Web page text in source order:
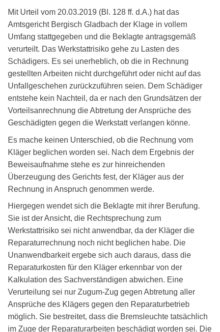
Mit Urteil vom 20.03.2019 (Bl. 128 ff. d.A.) hat das
Amtsgericht Bergisch Gladbach der Klage in vollem
Umfang stattgegeben und die Beklagte antragsgemäß
verurteilt. Das Werkstattrisiko gehe zu Lasten des
Schädigers. Es sei unerheblich, ob die in Rechnung
gestellten Arbeiten nicht durchgeführt oder nicht auf das
Unfallgeschehen zurückzuführen seien. Dem Schädiger
entstehe kein Nachteil, da er nach den Grundsätzen der
Vorteilsanrechnung die Abtretung der Ansprüche des
Geschädigten gegen die Werkstatt verlangen könne.
Es mache keinen Unterschied, ob die Rechnung vom
Kläger beglichen worden sei. Nach dem Ergebnis der
Beweisaufnahme stehe es zur hinreichenden
Überzeugung des Gerichts fest, der Kläger aus der
Rechnung in Anspruch genommen werde.
Hiergegen wendet sich die Beklagte mit ihrer Berufung.
Sie ist der Ansicht, die Rechtsprechung zum
Werkstattrisiko sei nicht anwendbar, da der Kläger die
Reparaturrechnung noch nicht beglichen habe. Die
Unanwendbarkeit ergebe sich auch daraus, dass die
Reparaturkosten für den Kläger erkennbar von der
Kalkulation des Sachverständigen abwichen. Eine
Verurteilung sei nur Zugum-Zug gegen Abtretung aller
Ansprüche des Klägers gegen den Reparaturbetrieb
möglich. Sie bestreitet, dass die Bremsleuchte tatsächlich
im Zuge der Reparaturarbeiten beschädigt worden sei. Die